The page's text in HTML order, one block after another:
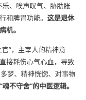
、唉声叹气、胁肋胀
和脾胃功能。 这是退休
机。
”，主宰人的精神意
接耗伤心气心血，导致
梦、精神恍惚、对事物
不守舍”的中医逻辑。